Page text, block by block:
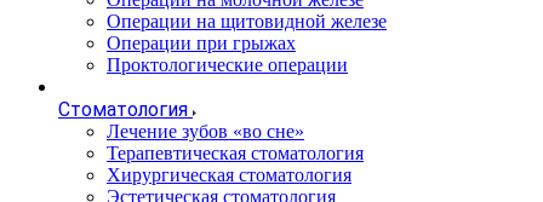
Операции на щитовидной железе
Операции при грыжах
Проктологические операции
Стоматология
Лечение зубов «во сне»
Терапевтическая стоматология
Хирургическая стоматология
Эстетическая стоматология